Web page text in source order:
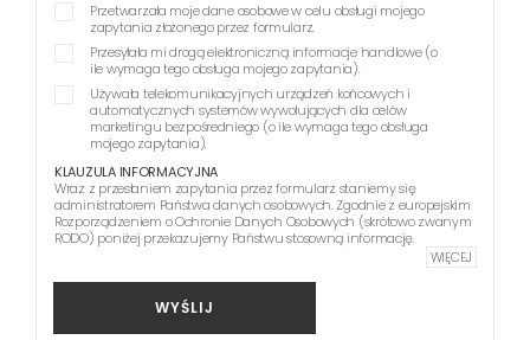
Przetwarzała moje dane osobowe w celu obsługi mojego
zapytania złożonego przez formularz.
Przesyłała mi drogą elektroniczną informacje handlowe (o
ile wymaga tego obsługa mojego zapytania).
Używała telekomunikacyjnych urządzeń końcowych i
automatycznych systemów wywołujących dla celów
marketingu bezpośredniego (o ile wymaga tego obsługa
mojego zapytania).
KLAUZULA INFORMACYJNA
Wraz z przesłaniem zapytania przez formularz staniemy się
administratorem Państwa danych osobowych. Zgodnie z europejskim
Rozporządzeniem o Ochronie Danych Osobowych (skrótowo zwanym
RODO) poniżej przekazujemy Państwu stosowną informację.
WIĘCEJ
WYŚLIJ